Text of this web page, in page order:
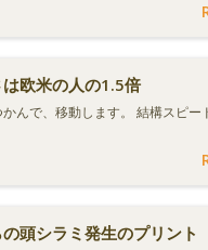
欧米の人の1.5倍
んで、移動します。 結構スピー
頭シラミ発生のプリント